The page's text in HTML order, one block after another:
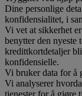
Dine personlige
konfidensialitet, i
Vi vet at sikkerhet
benytter den nyeste
kredittkortdetaljer
konfidensielle.
Vi bruker data for å
Vi analyserer
tjenester for å gjøre